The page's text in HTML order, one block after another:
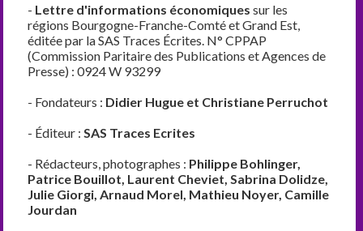
- Lettre d'informations économiques sur les
régions Bourgogne-Franche-Comté et Grand Est,
éditée par la SAS Traces Écrites. N° CPPAP
(Commission Paritaire des Publications et Agences de
Presse) : 0924 W 93299
- Fondateurs : Didier Hugue et Christiane Perruchot
- Éditeur :SAS Traces Ecrites
- Rédacteurs, photographes : Philippe Bohlinger,
Patrice Bouillot, Laurent Cheviet, Sabrina Dolidze,
Julie Giorgi, Arnaud Morel, Mathieu Noyer, Camille
Jourdan